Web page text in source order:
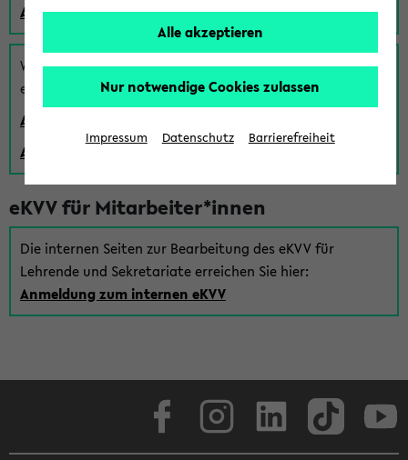
Anmeldung zum eKVV der Studierenden
Wenn Sie (noch) kein Uni Login haben, können Sie das
eKVV auch über einen Gastzugang verwenden:
Anmeldung über einen vorhandenen Gastzugang
Anlegen eines neuen Gastzugangs
eKVV für Mitarbeiter*innen
Die internen Seiten zur Bearbeitung des eKVV für
Lehrende und Sekretariate erreichen Sie hier:
Anmeldung zum internen eKVV
Alle akzeptieren
Nur notwendige Cookies zulassen
Impressum Datenschutz Barrierefreiheit